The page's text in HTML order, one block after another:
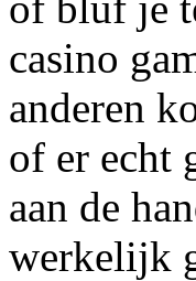
casino
anderen
of er echt
aan de
werkelijk